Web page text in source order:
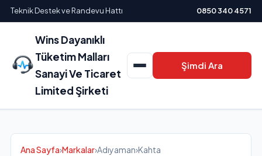
Teknik Destek ve Randevu Hattı 0850 340 4571
Wins Dayanıklı
Tüketim Malları
Sanayi Ve Ticaret
Limited Şirketi
Şimdi Ara
Ana Sayfa›Markalar›Adıyaman›Kahta